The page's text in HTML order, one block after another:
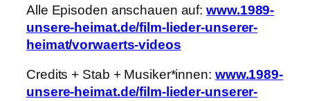
Alle Episoden anschauen auf:www.1989-
unsere-heimat.de/film-lieder-unserer-
heimat/vorwaerts-videos
Credits + Stab + Musiker*innen: www.1989-
unsere-heimat.de/film-lieder-unserer-